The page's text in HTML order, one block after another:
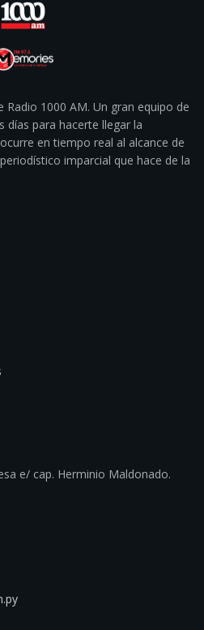
1000 AM. Un gran equipo de
para hacerte llegar la
en tiempo real al alcance de
imparcial que hace de la
e/ cap. Herminio Maldonado.